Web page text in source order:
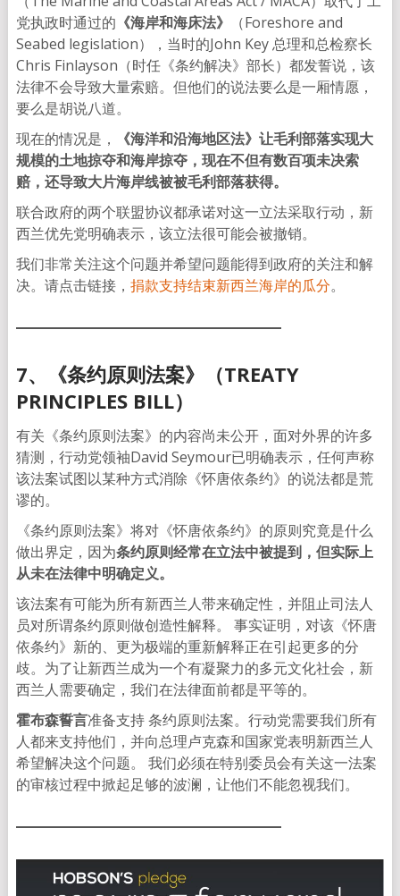
党执政时通过的 《海岸和海床法》
（Foreshore and
Seabed legislation），当时的John Key 总理和总检察长
Chris Finlayson（时任《条约解决》部长）都发誓说，该
法律不会导致大量索赔。但他们的说法要么是一厢情愿，
要么是胡说八道。
现在的情况是，
《海洋和沿海地区法》让毛利部落实现大
规模的土地掠夺和海岸掠夺，现在不但有数百项未决索
赔，还导致大片海岸线被被毛利部落获得。
联合政府的两个联盟协议都承诺对这一立法采取行动，新
西兰优先党明确表示，该立法很可能会被撤销。
我们非常关注这个问题并希望问题能得到政府的关注和解
决。请点击链接， 捐款支持结束新西兰海岸的瓜分。
7、《条约原则法案》（TREATY
PRINCIPLES BILL）
有关《条约原则法案》的内容尚未公开，面对外界的许多
猜测，行动党领袖David Seymour已明确表示，任何声称
该法案试图以某种方式消除《怀唐依条约》的说法都是荒
谬的。
《条约原则法案》将对《怀唐依条约》的原则究竟是什么
做出界定，因为条约原则经常在立法中被提到，但实际上
从未在法律中明确定义。
该法案有可能为所有新西兰人带来确定性，并阻止司法人
员对所谓条约原则做创造性解释。 事实证明，对该《怀唐
依条约》新的、更为极端的重新解释正在引起更多的分
歧。为了让新西兰成为一个有凝聚力的多元文化社会，新
西兰人需要确定，我们在法律面前都是平等的。
霍布森誓言准备支持 条约原则法案。行动党需要我们所有
人都来支持他们，并向总理卢克森和国家党表明新西兰人
希望解决这个问题。 我们必须在特别委员会有关这一法案
的审核过程中掀起足够的波澜，让他们不能忽视我们。